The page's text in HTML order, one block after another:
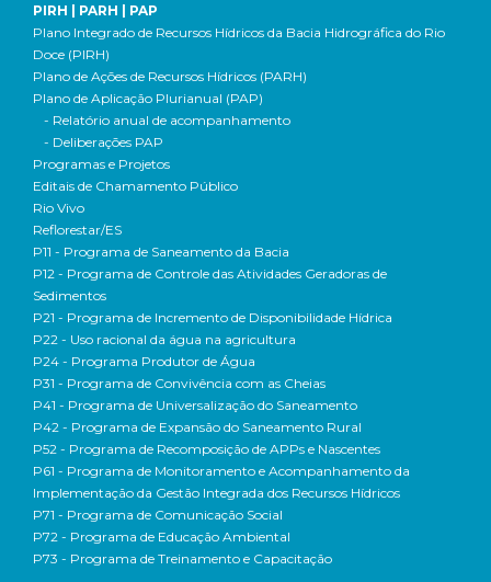
PIRH | PARH | PAP
Plano Integrado de Recursos Hídricos da Bacia Hidrográfica do Rio
Doce (PIRH)
Plano de Ações de Recursos Hídricos (PARH)
Plano de Aplicação Plurianual (PAP)
- Relatório anual de acompanhamento
- Deliberações PAP
Programas e Projetos
Editais de Chamamento Público
Rio Vivo
Reflorestar/ES
P11 - Programa de Saneamento da Bacia
P12 - Programa de Controle das Atividades Geradoras de
Sedimentos
P21 - Programa de Incremento de Disponibilidade Hídrica
P22 - Uso racional da água na agricultura
P24 - Programa Produtor de Água
P31 - Programa de Convivência com as Cheias
P41 - Programa de Universalização do Saneamento
P42 - Programa de Expansão do Saneamento Rural
P52 - Programa de Recomposição de APPs e Nascentes
P61 - Programa de Monitoramento e Acompanhamento da
Implementação da Gestão Integrada dos Recursos Hídricos
P71 - Programa de Comunicação Social
P72 - Programa de Educação Ambiental
P73 - Programa de Treinamento e Capacitação